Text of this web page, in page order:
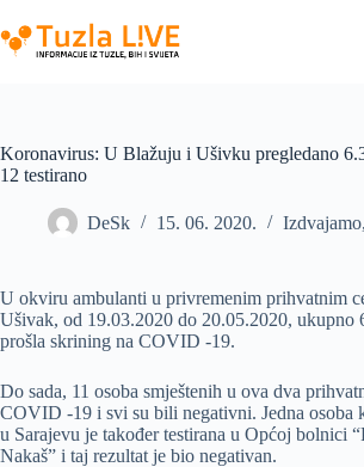
to
content
Koronavirus: U Blažuju i Ušivku pregledano
12 testirano
DeSk 15. 06. 2020. Izdvajamo,
U okviru ambulanti u privremenim prihvatnim
Ušivak, od 19.03.2020 do 20.05.2020, ukupno
prošla skrining na COVID -19.
Do sada, 11 osoba smještenih u ova dva
COVID -19 i svi su bili negativni. Jedna osoba
u Sarajevu je također testirana u Općoj bolnici
Nakaš” i taj rezultat je bio negativan.